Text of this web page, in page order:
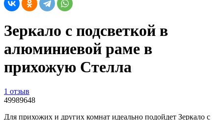
Зеркало с подсветкой в
алюминиевой раме в
прихожую Стелла
1 отзыв
49989648
Для прихожих и других комнат идеально подойдет Зеркало с